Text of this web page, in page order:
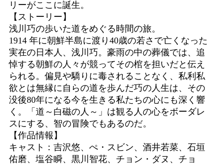
リーがここに誕生。
【ストーリー】
浅川巧の歩いた道をめぐる時間の旅。
1914 年に朝鮮半島に渡り40歳の若さで亡くなった
実在の日本人、浅川巧。豪雨の中の葬儀では、追
悼する朝鮮の人々が競ってその棺を担いだと伝え
られる。偏見や驕りに毒されることなく、私利私
欲とは無縁に自らの道を歩んだ巧の人生は、その
没後80年になる今を生きる私たちの心にも深く響
く。「道～白磁の人～」は観る人の心をボーダレ
スにする、智の冒険でもあるのだ。
【作品情報】
キャスト：吉沢悠、ぺ・スビン、酒井若菜、石垣
佑磨、塩谷瞬、黒川智花、チョン・ダヌ、チョ